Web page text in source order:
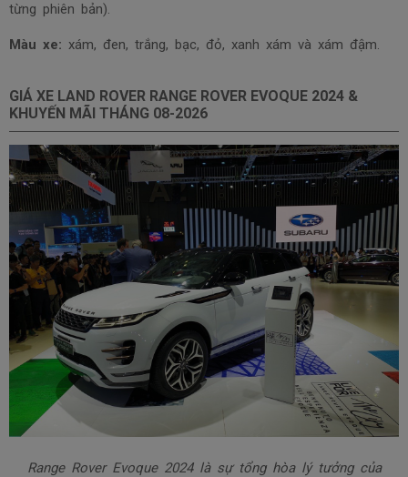
từng phiên bản).
Màu xe: xám, đen, trắng, bạc, đỏ, xanh xám và xám đậm.
GIÁ XE LAND ROVER RANGE ROVER EVOQUE 2024 &
KHUYẾN MÃI THÁNG 08-2026
Range Rover Evoque 2024 là sự tổng hòa lý tưởng của